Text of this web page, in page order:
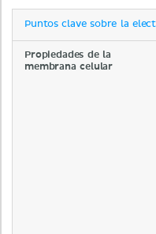
Puntos clave sobre la
Propiedades de la
membrana celular